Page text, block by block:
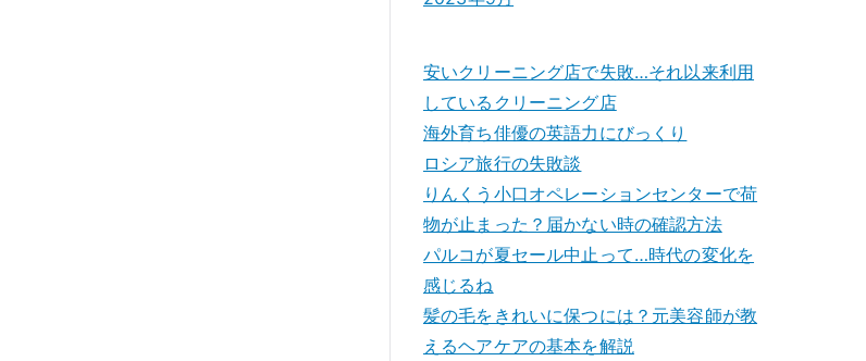
安いクリーニング店で失敗…それ以来利用
しているクリーニング店
海外育ち俳優の英語力にびっくり
ロシア旅行の失敗談
りんくう小口オペレーションセンターで荷
物が止まった？届かない時の確認方法
パルコが夏セール中止って…時代の変化を
感じるね
髪の毛をきれいに保つには？元美容師が教
えるヘアケアの基本を解説